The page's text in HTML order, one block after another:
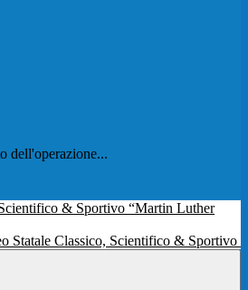
dell'operazione...
Statale Classico, Scientifico & Sportivo